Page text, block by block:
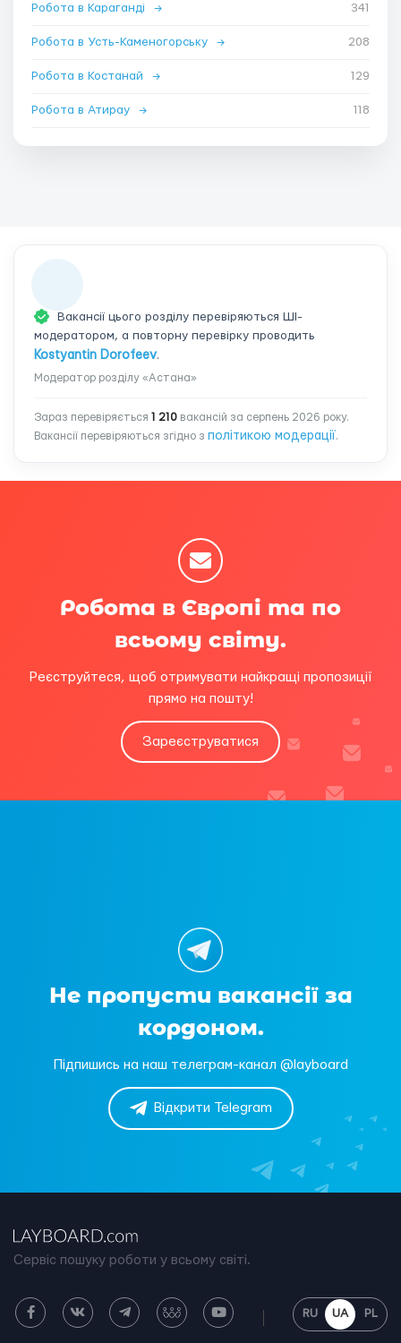
Робота в Караганді → 341
Робота в Усть-Каменогорську → 208
Робота в Костанай → 129
Робота в Атирау → 118
Вакансії цього розділу перевіряються ШІ-
модератором, а повторну перевірку проводить
Kostyantin Dorofeev.
Модератор розділу «Астана»
Зараз перевіряється 1 210 вакансій за серпень 2026 року.
Вакансії перевіряються згідно з політикою модерації.
Робота в Європі та по
всьому світу.
Реєструйтеся, щоб отримувати найкращі пропозиції
прямо на пошту!
Зареєструватися
Не пропусти вакансії за
кордоном.
Підпишись на наш телеграм-канал @layboard
Відкрити Telegram
Сервіс пошуку роботи у всьому світі.
RU UA PL